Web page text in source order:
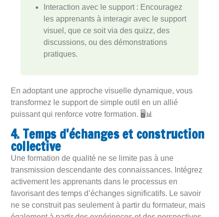
Interaction avec le support : Encouragez
les apprenants à interagir avec le support
visuel, que ce soit via des quizz, des
discussions, ou des démonstrations
pratiques.
En adoptant une approche visuelle dynamique, vous
transformez le support de simple outil en un allié
puissant qui renforce votre formation. 🖥️📊
4. Temps d'échanges et construction
collective
Une formation de qualité ne se limite pas à une
transmission descendante des connaissances. Intégrez
activement les apprenants dans le processus en
favorisant des temps d’échanges significatifs. Le savoir
ne se construit pas seulement à partir du formateur, mais